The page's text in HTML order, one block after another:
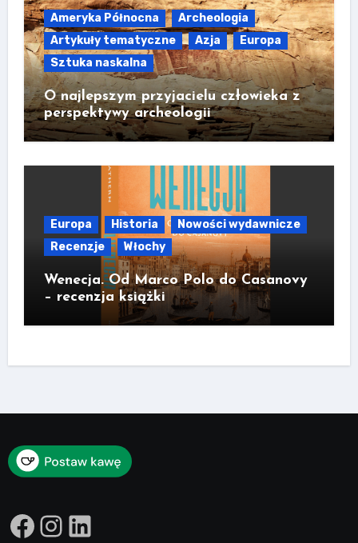
Ameryka Północna
Archeologia
Artykuły tematyczne
Azja
Europa
Sztuka naskalna
O najlepszym przyjacielu człowieka z
perspektywy archeologii
Europa Historia
Nowości wydawnicze
Recenzje
Włochy
Wenecja. Od Marco Polo do Casanovy
– recenzja książki
Facebook
Instagram
LinkedIn